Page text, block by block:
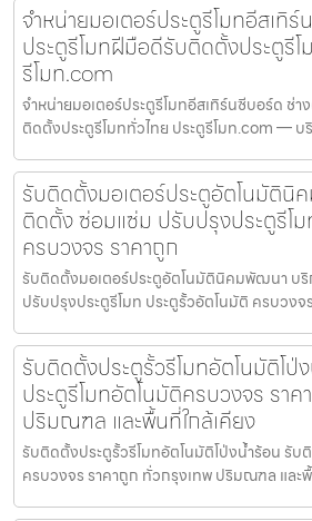
จำหน่ายมอเตอร์ประตูรีโมทอีสเทิ
ประตูรีโมทฝีมือดีรับติดตั้งประตูรีโ
รีโมท.com
จำหน่ายมอเตอร์ประตูรีโมทอีสเทิร์นซีบอร์ด ช่
ติดตั้งประตูรีโมททั่วไทย ประตูรีโมท.com — บ
รับติดตั้งมอเตอร์ประตูอัตโนมัตินิ
ติดตั้ง ซ่อมแซ่ม ปรับปรุงประตูรีโ
ครบวงจร ราคาถูก
รับติดตั้งมอเตอร์ประตูอัตโนมัตินิคมพัฒนา บ
ปรับปรุงประตูรีโมท ประตูรั้วอัตโนมัติ ครบวงจ
รับติดตั้งประตูรั้วรีโมทอัตโนมัติโ
ประตูรีโมทอัตโนมัติครบวงจร รา
ปริมณฑล และพื้นที่ใกล้เคียง
รับติดตั้งประตูรั้วรีโมทอัตโนมัติโป่งน้ำร้อน รับ
ครบวงจร ราคาถูก ทั่วกรุงเทพ ปริมณฑล และ